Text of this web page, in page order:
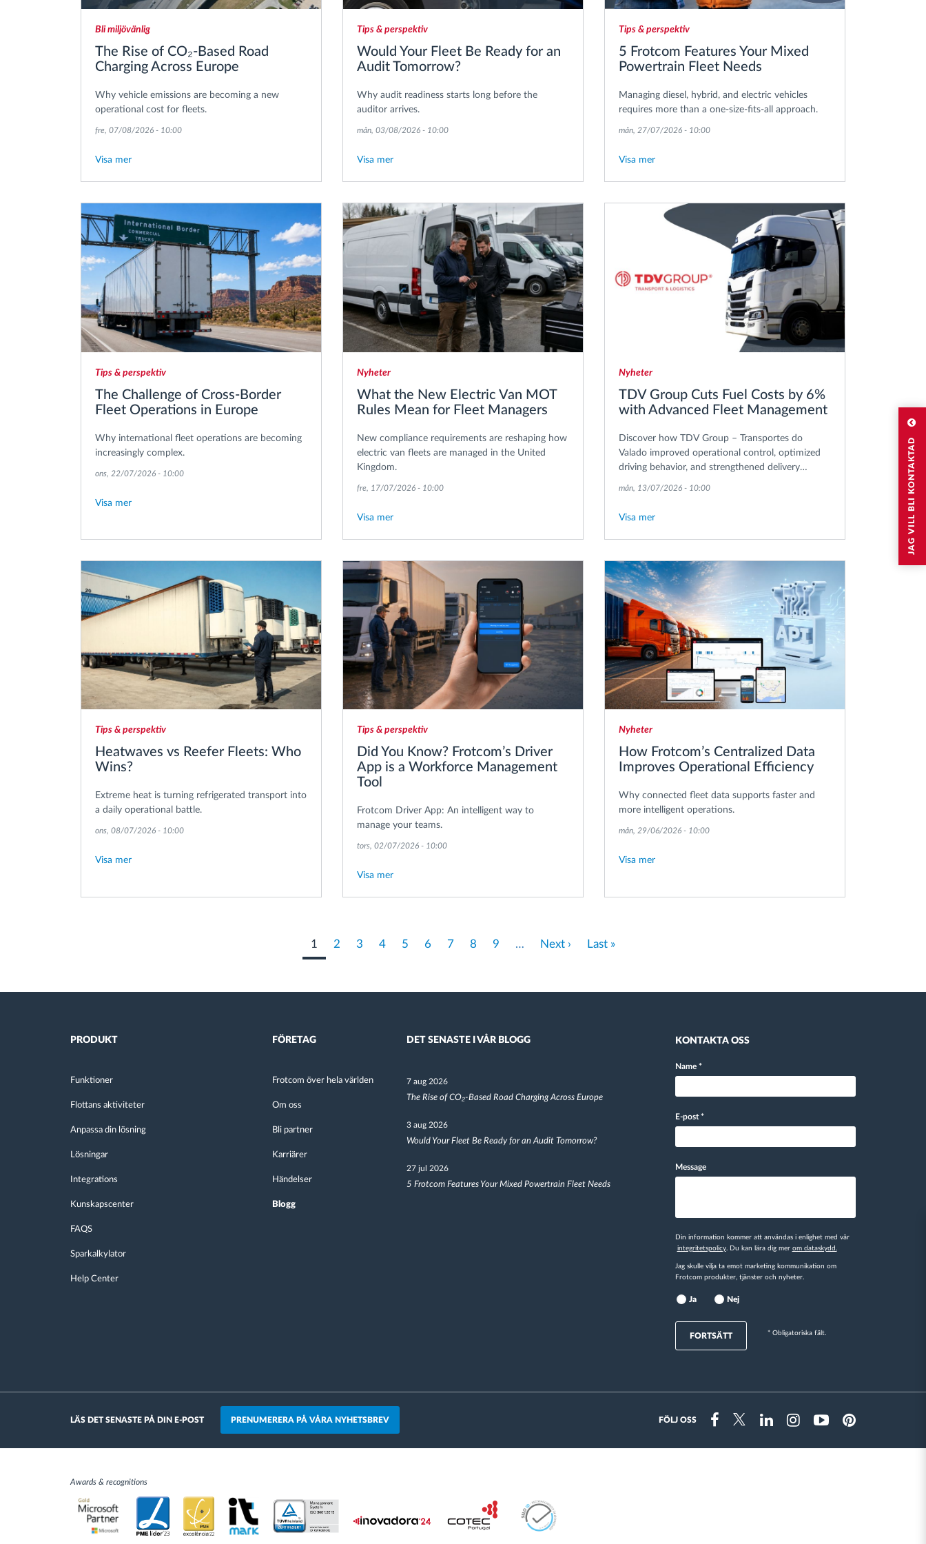
JAG VILL BLI KONTAKTAD
Bli miljövänlig
The Rise of CO₂-Based Road
Charging Across Europe
Why vehicle emissions are becoming a new
operational cost for fleets.
fre, 07/08/2026 - 10:00
Visa mer
Tips & perspektiv
Would Your Fleet Be Ready for an
Audit Tomorrow?
Why audit readiness starts long before the
auditor arrives.
mån, 03/08/2026 - 10:00
Visa mer
Tips & perspektiv
5 Frotcom Features Your Mixed
Powertrain Fleet Needs
Managing diesel, hybrid, and electric vehicles
requires more than a one-size-fits-all approach.
mån, 27/07/2026 - 10:00
Visa mer
Tips & perspektiv
The Challenge of Cross-Border
Fleet Operations in Europe
Why international fleet operations are becoming
increasingly complex.
ons, 22/07/2026 - 10:00
Visa mer
Nyheter
What the New Electric Van MOT
Rules Mean for Fleet Managers
New compliance requirements are reshaping how
electric van fleets are managed in the United
Kingdom.
fre, 17/07/2026 - 10:00
Visa mer
Nyheter
TDV Group Cuts Fuel Costs by 6%
with Advanced Fleet Management
Discover how TDV Group – Transportes do
Valado improved operational control, optimized
driving behavior, and strengthened delivery
mån, 13/07/2026 - 10:00
Visa mer
Tips & perspektiv
Heatwaves vs Reefer Fleets: Who
Wins?
Extreme heat is turning refrigerated transport into
a daily operational battle.
ons, 08/07/2026 - 10:00
Visa mer
Tips & perspektiv
Did You Know? Frotcom’s Driver
App is a Workforce Management
Tool
Frotcom Driver App: An intelligent way to
manage your teams.
tors, 02/07/2026 - 10:00
Visa mer
Nyheter
How Frotcom’s Centralized Data
Improves Operational Efficiency
Why connected fleet data supports faster and
more intelligent operations.
mån, 29/06/2026 - 10:00
Visa mer
Nuvarande
sida
1 Sida
2 Sida
3 Sida
4 Sida
5 Sida
6 Sida
7 Sida
8 Sida
9 …
Nästa
Next ›
Last
Last »
PRODUKT
Funktioner
Flottans aktiviteter
Anpassa din lösning
Lösningar
Integrations
Kunskapscenter
FAQS
Sparkalkylator
Help Center
FÖRETAG
Frotcom över hela världen
Om oss
Bli partner
Karriärer
Händelser
Blogg
DET SENASTE I VÅR BLOGG
7 aug 2026
The Rise of CO₂-Based Road Charging Across Europe
3 aug 2026
Would Your Fleet Be Ready for an Audit Tomorrow?
27 jul 2026
5 Frotcom Features Your Mixed Powertrain Fleet Needs
KONTAKTA OSS
Name *
E-post*
Message
Din information kommer att användas i enlighet med vår
integritetspolicy. Du kan lära dig mer om dataskydd.
Jag skulle vilja ta emot marketing kommunikation om
Frotcom produkter, tjänster och nyheter.
Ja Nej
FORTSÄTT * Obligatoriska fält.
LÄS DET SENASTE PÅ DIN E-POST PRENUMERERA PÅ VÅRA NYHETSBREV FÖLJ OSS
FacebookTwitterLinkedinInstragramYoutubePinterest
Awards & recognitions